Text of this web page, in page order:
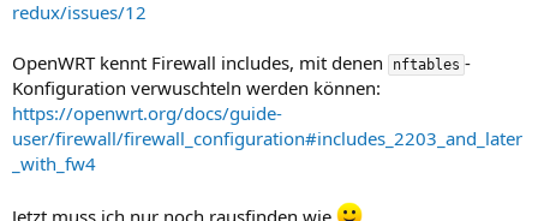
redux/issues/12
OpenWRT kennt Firewall includes, mit denen nftables -
Konfiguration verwuschteln werden können:
https://openwrt.org/docs/guide-
user/firewall/firewall_configuration#includes_2203_and_later
_with_fw4
Jetzt muss ich nur noch rausfinden wie